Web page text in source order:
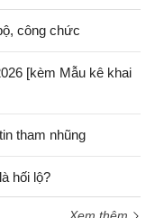
công chức
[kèm Mẫu kê khai
tham nhũng
hối lộ?